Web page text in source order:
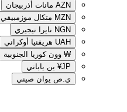
AZN مانات أذربيجان
MZN متكال موزمبيقي
NGN نايرا نيجيري
UAH هريفنيا أوكراني
₩ وون كوريا الجنوبية
JP¥
ين ياباني
ي.ص يوان صيني